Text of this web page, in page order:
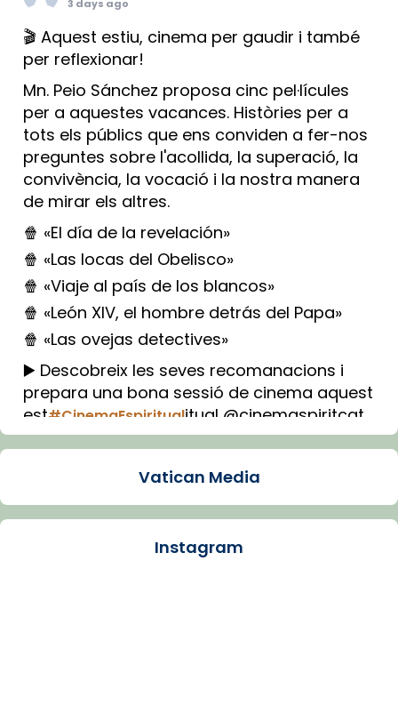
3 days ago
🎬 Aquest estiu, cinema per gaudir i també
per reflexionar!
Mn. Peio Sánchez proposa cinc pel·lícules
per a aquestes vacances. Històries per a
tots els públics que ens conviden a fer-nos
preguntes sobre l'acollida, la superació, la
convivència, la vocació i la nostra manera
de mirar els altres.
🍿 «El día de la revelación»
🍿 «Las locas del Obelisco»
🍿 «Viaje al país de los blancos»
🍿 «León XIV, el hombre detrás del Papa»
🍿 «Las ovejas detectives»
▶️ Descobreix les seves recomanacions i
prepara una bona sessió de cinema aquest
est#CinemaEspiritualitual @cinemaspiritcat
Imatge: Generada amb IA (OpenAI)
Arquebisbat de Barcelona
Vatican Media
Instagram